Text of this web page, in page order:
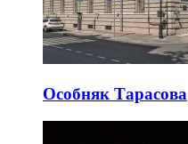
Особняк Тарасова